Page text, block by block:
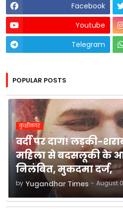
Facebook
Youtube
Telegram
POPULAR POSTS
कुशीनगर
वर्दी पर दाग! लड़की-
महिला से बदसलूकी के
निलंबित, मुकदमा दर्ज,
by Yugandhar Times - August